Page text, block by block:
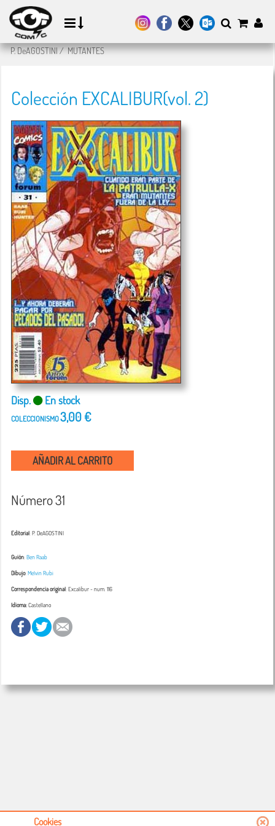
P. DeAGOSTINI/MUTANTES
Colección EXCALIBUR(vol. 2)
Disp. En stock
COLECCIONISMO3,00 €
AÑADIR AL CARRITO
Número 31
Editorial: P. DeAGOSTINI
Guión:Ben Raab
Dibujo:Melvin Rubi
Correspondencia original:Excalibur- num. 116
Idioma:Castellano
Cookies